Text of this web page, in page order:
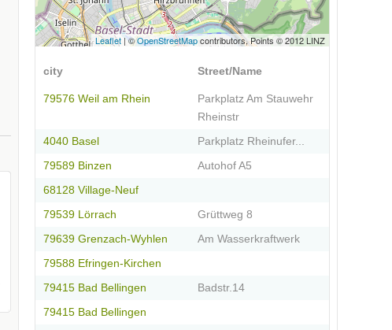
Leaflet | ©OpenStreetMapcontributors, Points © 2012 LINZ
city Street/Name
79576 Weil am Rhein
Parkplatz Am Stauwehr
Rheinstr
4040 Basel Parkplatz Rheinufer...
79589 Binzen Autohof A5
68128 Village-Neuf
79539 Lörrach Grüttweg 8
79639 Grenzach-Wyhlen Am Wasserkraftwerk
79588 Efringen-Kirchen
79415 Bad Bellingen Badstr.14
79415 Bad Bellingen